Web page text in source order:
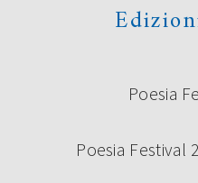
Poesia
Poesia Festival